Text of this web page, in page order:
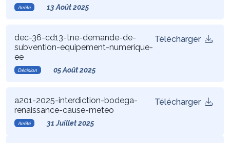
Arrêté 13 Août 2025
dec-36-cd13-tne-demande-de-
subvention-equipement-numerique-
ee
Télécharger
Décision 05 Août 2025
a201-2025-interdiction-bodega-
renaissance-cause-meteo
Télécharger
Arrêté 31 Juillet 2025